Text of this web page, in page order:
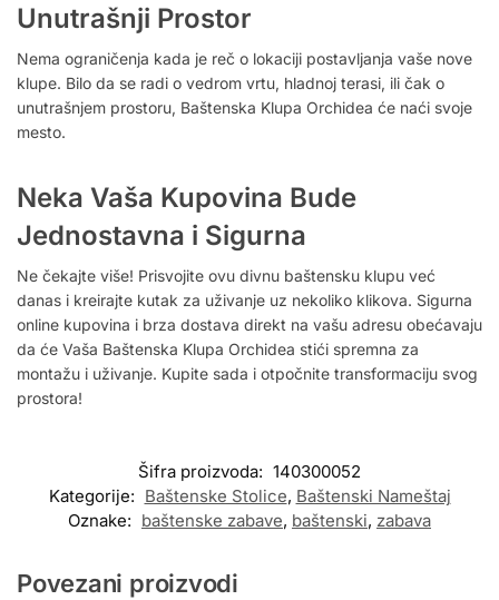
Unutrašnji Prostor
Nema ograničenja kada je reč o lokaciji postavljanja vaše nove
klupe. Bilo da se radi o vedrom vrtu, hladnoj terasi, ili čak o
unutrašnjem prostoru, Baštenska Klupa Orchidea će naći svoje
mesto.
Neka Vaša Kupovina Bude
Jednostavna i Sigurna
Ne čekajte više! Prisvojite ovu divnu baštensku klupu već
danas i kreirajte kutak za uživanje uz nekoliko klikova. Sigurna
online kupovina i brza dostava direkt na vašu adresu obećavaju
da će Vaša Baštenska Klupa Orchidea stići spremna za
montažu i uživanje. Kupite sada i otpočnite transformaciju svog
prostora!
Šifra proizvoda: 140300052
Kategorije: Baštenske Stolice, Baštenski Nameštaj
Oznake: baštenske zabave, baštenski, zabava
Povezani proizvodi